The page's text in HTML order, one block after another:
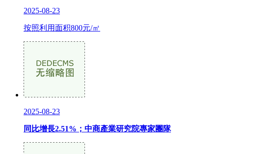
2025-08-23
按照利用面积800元/㎡
2025-08-23
同比增長2.51%；中商產業研究院專家團隊